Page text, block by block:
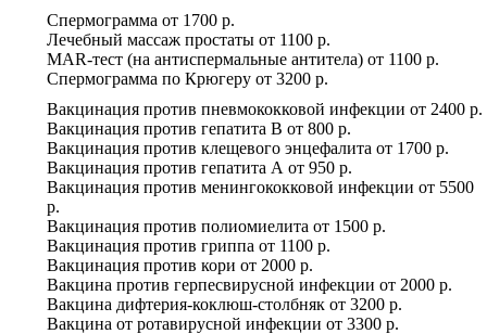
Спермограмма от 1700 р.
Лечебный массаж простаты от 1100 р.
MAR-тест (на антиспермальные антитела) от 1100 р.
Спермограмма по Крюгеру от 3200 р.
Вакцинация против пневмококковой инфекции от 2400 р.
Вакцинация против гепатита В от 800 р.
Вакцинация против клещевого энцефалита от 1700 р.
Вакцинация против гепатита А от 950 р.
Вакцинация против менингококковой инфекции от 5500
р.
Вакцинация против полиомиелита от 1500 р.
Вакцинация против гриппа от 1100 р.
Вакцинация против кори от 2000 р.
Вакцина против герпесвирусной инфекции от 2000 р.
Вакцина дифтерия-коклюш-столбняк от 3200 р.
Вакцина от ротавирусной инфекции от 3300 р.